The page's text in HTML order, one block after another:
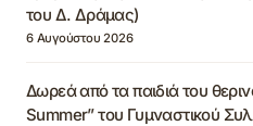
του Δ. Δράμας)
6 Αυγούστου 2026
Δωρεά από τα παιδιά του
Summer” του Γυμναστικού